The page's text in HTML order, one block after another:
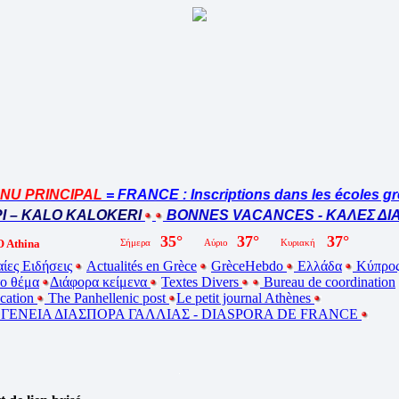
PRINCIPAL= FRANCE : Inscriptions dans les écoles
KALO KALOKERI
BONNES VACANCES - ΚΑΛΕΣ
Athina
Ειδήσεις Actualités en Grèce GrèceHebdo Ελλάδα
θέμα
Διάφορα κείμενα Textes Divers
Bureau de coordination
The Panhellenic post
Le petit journal Athènes
ΔΙΑΣΠΟΡΑ ΓΑΛΛΙΑΣ - DIASPORA DE FRANCE